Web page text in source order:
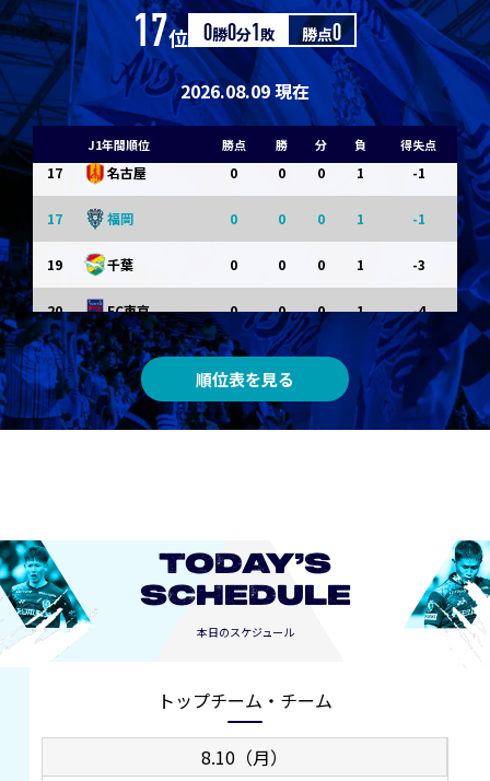
17位 0勝0分1敗 勝点0
2026.08.09 現在
J1年間順位 勝点 勝 分 負 得失点
14 水戸 0 0 1 -1
14 京都 0 0 1 -1
14 岡山 0 0 0 1 -1
17 名古屋 0 0 0 1 -1
17 福岡 0 0 0 1 -1
19 千葉 0 0 0 1 -3
20 FC東京 0 0 0 1 -4
順位表を見る
TODAY’S
SCHEDULE
本日のスケジュール
トップチーム・チーム
8.10（月）